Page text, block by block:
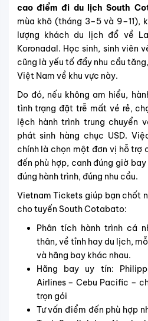
cao điểm đi du lịch South
mùa khô (tháng 3–5 và 9–11),
lượng khách du lịch đổ về
Koronadal. Học sinh, sinh viên
cũng là yếu tố đẩy nhu cầu
Việt Nam về khu vực này.
Do đó, nếu không am hiểu,
tình trạng đặt trễ mất vé rẻ,
lệch hành trình trung chuyển
phát sinh hàng chục USD.
chính là chọn một đơn vị hỗ trợ
đến phù hợp, canh đúng giờ
đúng hành trình, đúng nhu cầu.
Vietnam Tickets giúp bạn chốt
cho tuyến South Cotabato:
Phân tích hành trình cá
thân, về tỉnh hay du lịch,
và hãng bay khác nhau.
Hãng bay uy tín:
Airlines – Cebu Pacific –
trọn gói
Tư vấn điểm đến phù hợp